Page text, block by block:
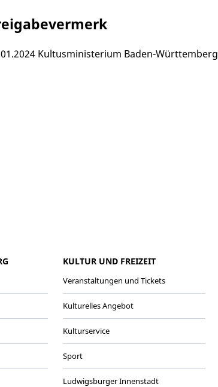
Kultusministerium Baden-Württemberg
KULTUR UND FREIZEIT
Veranstaltungen und Tickets
Kulturelles Angebot
Kulturservice
Sport
Ludwigsburger Innenstadt